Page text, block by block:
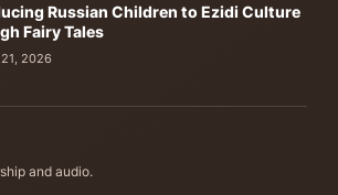
Russian Children to Ezidi Culture
Fairy Tales
2026
and audio.